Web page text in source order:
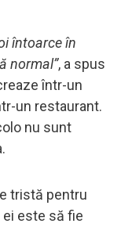
întoarce în
normal”, a spus
într-un
un restaurant.
nu sunt
tristă pentru
ei este să fie